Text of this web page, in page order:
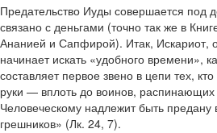
Предательство Иуды совершается под
связано с деньгами (точно так же в
Ананией и Сапфирой). Итак, Искариот,
начинает искать «удобного времени»,
составляет первое звено в цепи тех,
руки — вплоть до воинов,
Человеческому надлежит быть предану
грешников» (Лк. 24, 7).